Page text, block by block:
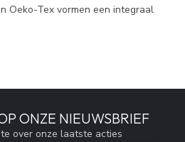
Oeko-Tex vormen een integraal
ONZE NIEUWSBRIEF
over onze laatste acties